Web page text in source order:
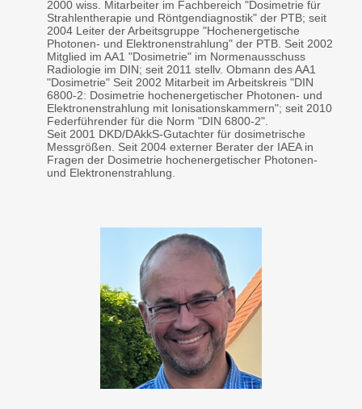
2000 wiss. Mitarbeiter im Fachbereich "Dosimetrie für
Strahlentherapie und Röntgendiagnostik" der PTB; seit
2004 Leiter der Arbeitsgruppe "Hochenergetische
Photonen- und Elektronenstrahlung" der PTB. Seit 2002
Mitglied im AA1 "Dosimetrie" im Normenausschuss
Radiologie im DIN; seit 2011 stellv. Obmann des AA1
"Dosimetrie" Seit 2002 Mitarbeit im Arbeitskreis "DIN
6800-2: Dosimetrie hochenergetischer Photonen- und
Elektronenstrahlung mit Ionisationskammern"; seit 2010
Federführender für die Norm "DIN 6800-2".
Seit 2001 DKD/DAkkS-Gutachter für dosimetrische
Messgrößen. Seit 2004 externer Berater der IAEA in
Fragen der Dosimetrie hochenergetischer Photonen-
und Elektronenstrahlung.